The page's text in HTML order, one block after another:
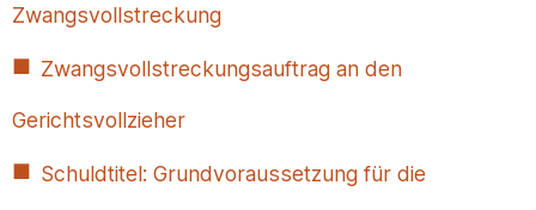
Zwangsvollstreckung
Zwangsvollstreckungsauftrag an den
Gerichtsvollzieher
Schuldtitel: Grundvoraussetzung für die